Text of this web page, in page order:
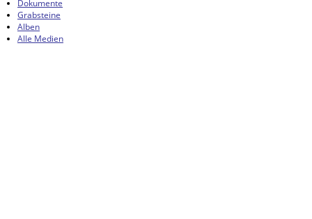
Dokumente
Grabsteine
Alben
Alle Medien